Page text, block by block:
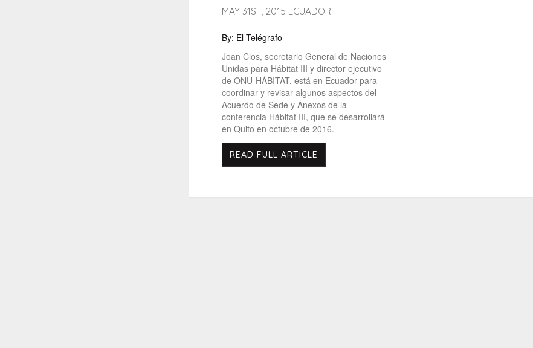
MAY 31ST, 2015 ECUADOR
By: El Telégrafo
Joan Clos, secretario General de Naciones
Unidas para Hábitat III y director ejecutivo
de ONU-HÁBITAT, está en Ecuador para
coordinar y revisar algunos aspectos del
Acuerdo de Sede y Anexos de la
conferencia Hábitat III, que se desarrollará
en Quito en octubre de 2016.
READ FULL ARTICLE